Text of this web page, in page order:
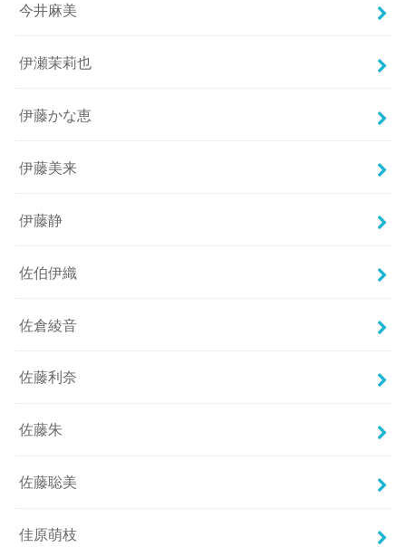
今井麻美
伊瀬茉莉也
伊藤かな恵
伊藤美来
伊藤静
佐伯伊織
佐倉綾音
佐藤利奈
佐藤朱
佐藤聡美
佳原萌枝